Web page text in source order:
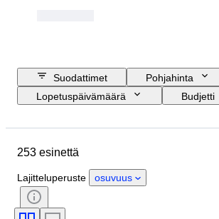
Suodattimet
Pohjahinta
Lopetuspäivämäärä
Budjetti
Materiaali
Aihe
Tyylisuuntaus
Allekirjoitus
253 esinettä
Lajitteluperuste osuvuus